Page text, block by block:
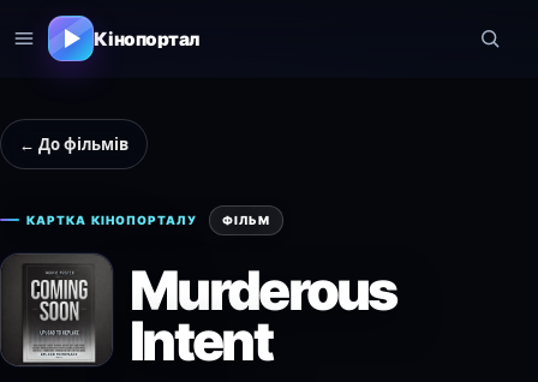
Кінопортал
← До фільмів
КАРТКА КІНОПОРТАЛУ ФІЛЬМ
Murderous
Intent